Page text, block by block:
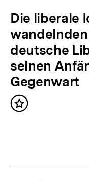
i
g
e
r
I
n
h
N
ä
c
h
s
t
e
Die liberale
deutsche
seinen
Gegenwart
Inhalt